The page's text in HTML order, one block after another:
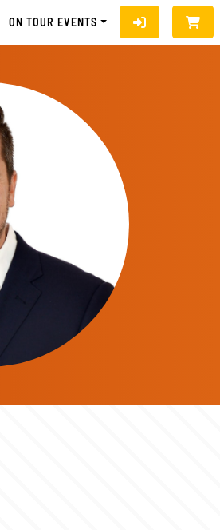
ON TOUR EVENTS